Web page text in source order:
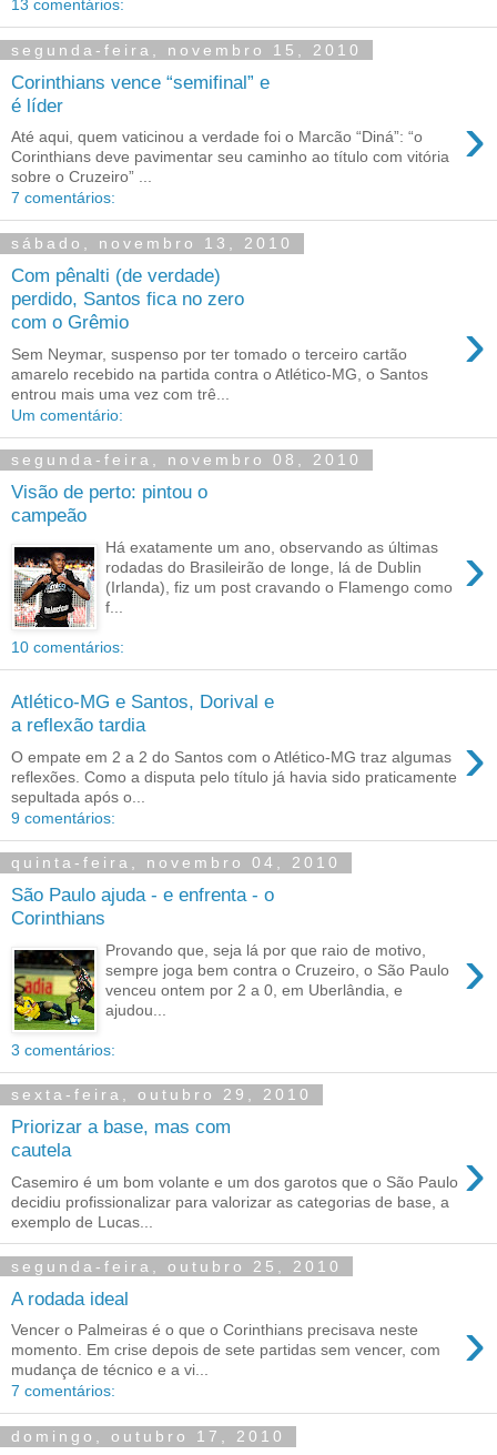
13 comentários:
segunda-feira, novembro 15, 2010
Corinthians vence “semifinal” e
é líder
›
Até aqui, quem vaticinou a verdade foi o Marcão “Diná”: “o
Corinthians deve pavimentar seu caminho ao título com vitória
sobre o Cruzeiro” ...
7 comentários:
sábado, novembro 13, 2010
Com pênalti (de verdade)
perdido, Santos fica no zero
com o Grêmio
›
Sem Neymar, suspenso por ter tomado o terceiro cartão
amarelo recebido na partida contra o Atlético-MG, o Santos
entrou mais uma vez com trê...
Um comentário:
segunda-feira, novembro 08, 2010
Visão de perto: pintou o
campeão
›
Há exatamente um ano, observando as últimas
rodadas do Brasileirão de longe, lá de Dublin
(Irlanda), fiz um post cravando o Flamengo como
f...
10 comentários:
Atlético-MG e Santos, Dorival e
a reflexão tardia
›
O empate em 2 a 2 do Santos com o Atlético-MG traz algumas
reflexões. Como a disputa pelo título já havia sido praticamente
sepultada após o...
9 comentários:
quinta-feira, novembro 04, 2010
São Paulo ajuda - e enfrenta - o
Corinthians
›
Provando que, seja lá por que raio de motivo,
sempre joga bem contra o Cruzeiro, o São Paulo
venceu ontem por 2 a 0, em Uberlândia, e
ajudou...
3 comentários:
sexta-feira, outubro 29, 2010
Priorizar a base, mas com
cautela
›
Casemiro é um bom volante e um dos garotos que o São Paulo
decidiu profissionalizar para valorizar as categorias de base, a
exemplo de Lucas...
segunda-feira, outubro 25, 2010
A rodada ideal
›
Vencer o Palmeiras é o que o Corinthians precisava neste
momento. Em crise depois de sete partidas sem vencer, com
mudança de técnico e a vi...
7 comentários:
domingo, outubro 17, 2010